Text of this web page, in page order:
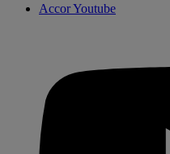
Accor Youtube